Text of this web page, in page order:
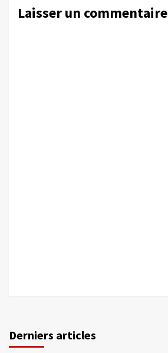
Laisser un commentaire
Derniers articles